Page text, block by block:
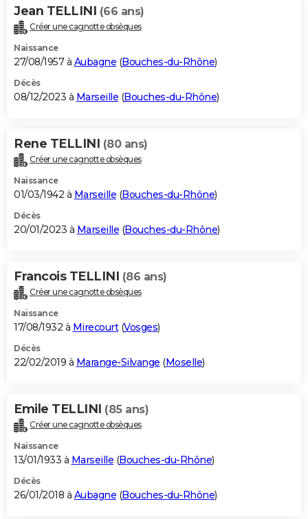
Jean TELLINI (66 ans)
Créer une cagnotte obsèques
Naissance
27/08/1957 à Aubagne (Bouches-du-Rhône)
Décès
08/12/2023 à Marseille (Bouches-du-Rhône)
Rene TELLINI (80 ans)
Créer une cagnotte obsèques
Naissance
01/03/1942 à Marseille (Bouches-du-Rhône)
Décès
20/01/2023 à Marseille (Bouches-du-Rhône)
Francois TELLINI (86 ans)
Créer une cagnotte obsèques
Naissance
17/08/1932 à Mirecourt(Vosges)
Décès
22/02/2019 à Marange-Silvange (Moselle)
Emile TELLINI (85 ans)
Créer une cagnotte obsèques
Naissance
13/01/1933 à Marseille (Bouches-du-Rhône)
Décès
26/01/2018 à Aubagne (Bouches-du-Rhône)